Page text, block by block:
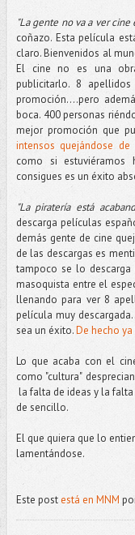
"La gente no va a ver cine
coñazo. Esta película
claro. Bienvenidos al
El cine no es una
publicitarlo. 8
promoción....pero
boca. 400 personas
mejor promoción que
intensos quejándose
como si estuviéramos
consigues es un éxito
"La piratería está
descarga películas
demás gente de cine
de las descargas es
tampoco se lo descarga
masoquista entre el
llenando para ver 8
película muy
sea un éxito.De hecho
Lo que acaba con el
como "cultura"
la falta de ideas y la
de sencillo.
El que quiera que lo
lamentándose.
Este postestá en MNM